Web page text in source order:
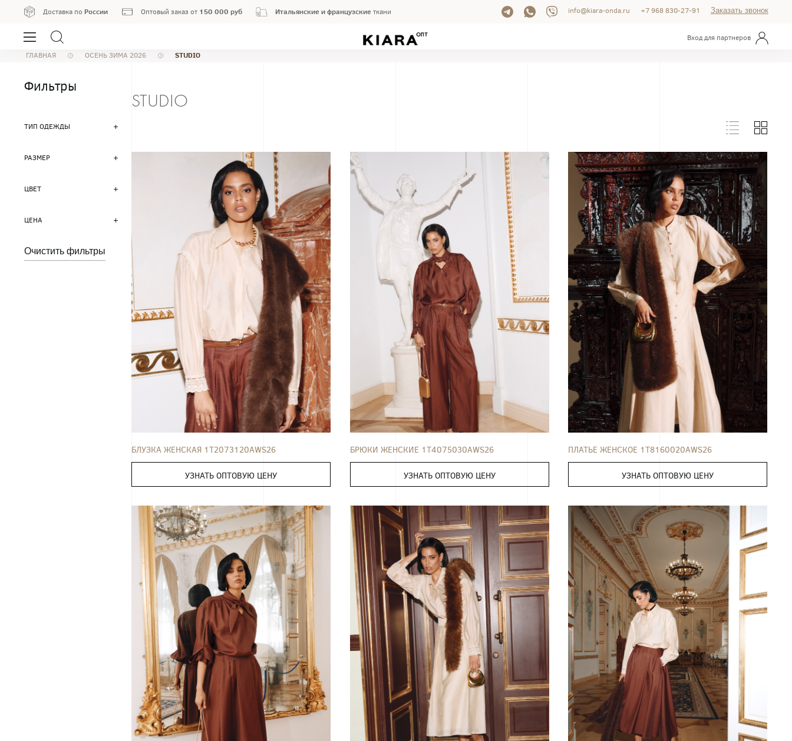
Доставка по России Оптовый заказ от 150 000 руб Итальянские и французскиеткани info@kiara-onda.ru +7 968 830-27-91 Заказать звонок
Вход для партнеров
ГЛАВНАЯ
ОСЕНЬ ЗИМА 2026 STUDIO
Фильтры
ТИП ОДЕЖДЫ
РАЗМЕР
ЦВЕТ
ЦЕНА
Очистить фильтры
STUDIO
42 44 46 48 50 52
БЛУЗКА ЖЕНСКАЯ 1T2073120AWS26
УЗНАТЬ ОПТОВУЮ ЦЕНУ
БРЮКИ 44 46 48
БРЮКИ ЖЕНСКИЕ 1T4075030AWS26
УЗНАТЬ ОПТОВУЮ ЦЕНУ
ПЛАТЬЕ 42 44 48 50 52
ПЛАТЬЕ ЖЕНСКОЕ 1T8160020AWS26
УЗНАТЬ ОПТОВУЮ ЦЕНУ